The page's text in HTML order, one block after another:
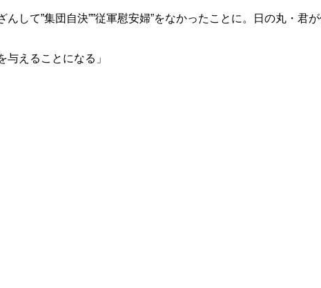
して”集団自決””従軍慰安婦”をなかったことに。日の丸・君
えることになる」